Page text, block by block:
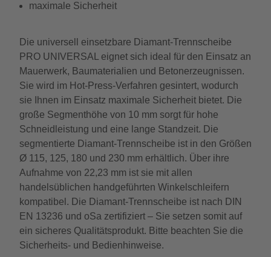
maximale Sicherheit
Die universell einsetzbare Diamant-Trennscheibe
PRO UNIVERSAL eignet sich ideal für den Einsatz an
Mauerwerk, Baumaterialien und Betonerzeugnissen.
Sie wird im Hot-Press-Verfahren gesintert, wodurch
sie Ihnen im Einsatz maximale Sicherheit bietet. Die
große Segmenthöhe von 10 mm sorgt für hohe
Schneidleistung und eine lange Standzeit. Die
segmentierte Diamant-Trennscheibe ist in den Größen
Ø 115, 125, 180 und 230 mm erhältlich. Über ihre
Aufnahme von 22,23 mm ist sie mit allen
handelsüblichen handgeführten Winkelschleifern
kompatibel. Die Diamant-Trennscheibe ist nach DIN
EN 13236 und oSa zertifiziert – Sie setzen somit auf
ein sicheres Qualitätsprodukt. Bitte beachten Sie die
Sicherheits- und Bedienhinweise.